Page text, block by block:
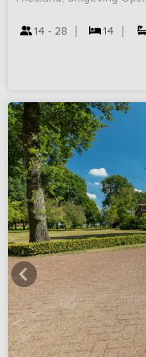
14 - 28 14